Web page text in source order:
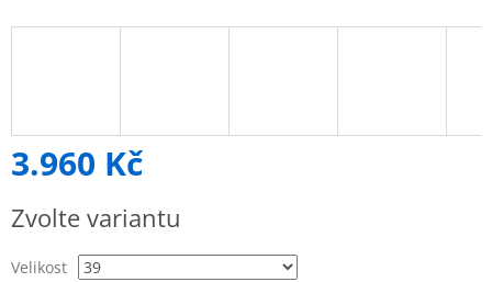
3.960 Kč
cena:
Zvolte variantu
Velikost